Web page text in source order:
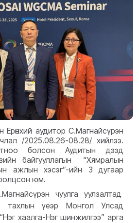
аудитор С.Магнайсүрэн
/2025.08.26-08.28/ хийлээ.
болсон Аудитын дээд
байгууллагын “Хямралын
ажлын хэсэг”-ийн 3 дугаар
юм.
чуулга уулзалтад
тахлын үеэр Монгол Улсад
хаалга-Нэг шинжилгээ” арга